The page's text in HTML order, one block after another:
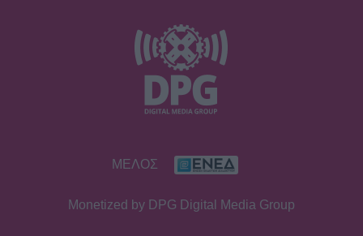
ΜΕΛΟΣ
Monetized by DPG Digital Media Group